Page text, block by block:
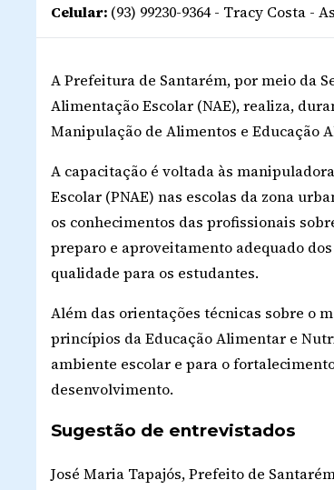
Celular: (93) 99230-9364 - Tracy Costa -
A Prefeitura de Santarém, por meio da
Alimentação Escolar (NAE), realiza,
Manipulação de Alimentos e Educação
A capacitação é voltada às
Escolar (PNAE) nas escolas da zona
os conhecimentos das profissionais
preparo e aproveitamento adequado
qualidade para os estudantes.
Além das orientações técnicas sobre o
princípios da Educação Alimentar e
ambiente escolar e para o
desenvolvimento.
Sugestão de entrevistados
José Maria Tapajós, Prefeito de